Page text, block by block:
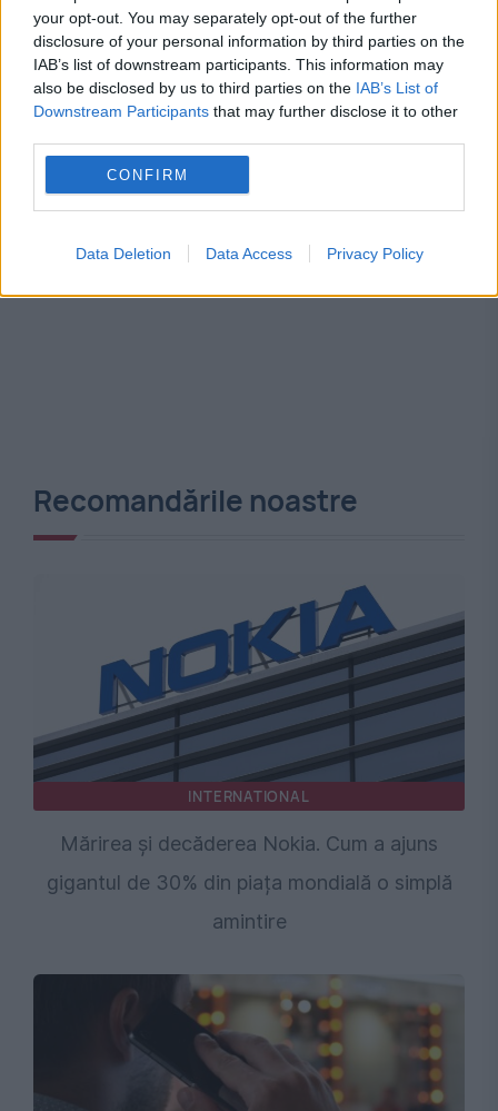
your opt-out. You may separately opt-out of the further
disclosure of your personal information by third parties on the
IAB’s list of downstream participants. This information may
also be disclosed by us to third parties on the IAB’s List of
Downstream Participants that may further disclose it to other
CONFIRM
Data Deletion Data Access Privacy Policy
apple iphone telefon
Recomandările noastre
INTERNATIONAL
Mărirea și decăderea Nokia. Cum a ajuns
gigantul de 30% din piața mondială o simplă
amintire